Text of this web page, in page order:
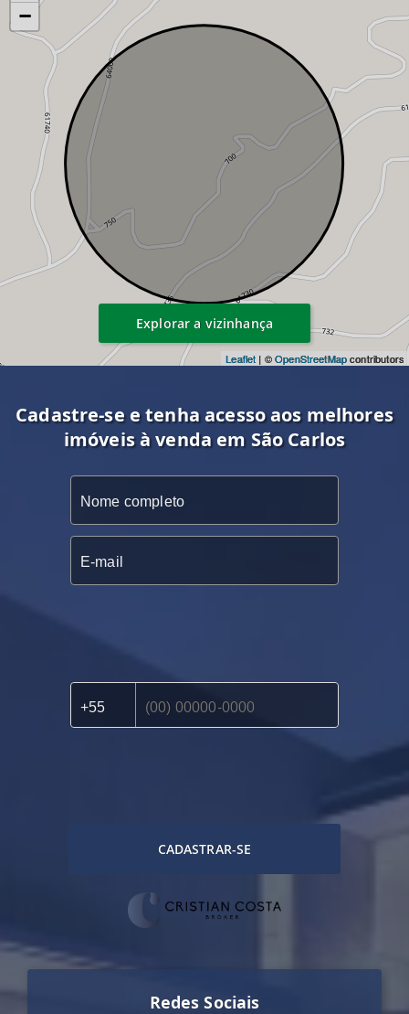
−
Leaflet | ©OpenStreetMapcontributors
Explorar a vizinhança
Cadastre-se e tenha acesso aos melhores
imóveis à venda em São Carlos
CADASTRAR-SE
Redes Sociais